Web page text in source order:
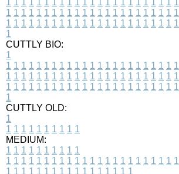
1 1 1 1 1 1 1 1 1 1 1 1 1 1 1 1 1 1 1 1 1 1 1
1 1 1 1 1 1 1 1 1 1 1 1 1 1 1 1 1 1 1 1 1 1 1
1
CUTTLY BIO:
1
1 1 1 1 1 1 1 1 1 1 1 1 1 1 1 1 1 1 1 1 1 1 1
1 1 1 1 1 1 1 1 1 1 1 1 1 1 1 1 1 1 1 1 1 1 1
1 1 1 1 1 1 1 1 1 1 1 1 1 1 1 1 1 1 1 1 1 1 1
1
CUTTLY OLD:
1
1 1 1 1 1 1 1 1 1 1
MEDIUM:
1 1 1 1 1 1 1 1 1 1
1 1 1 1 1 1 1 1 1 1 1 1 1 1 1 1 1 1 1 1 1 1 1
1 1 1 1 1 1 1 1 1 1 1 1 1 1 1 1 1